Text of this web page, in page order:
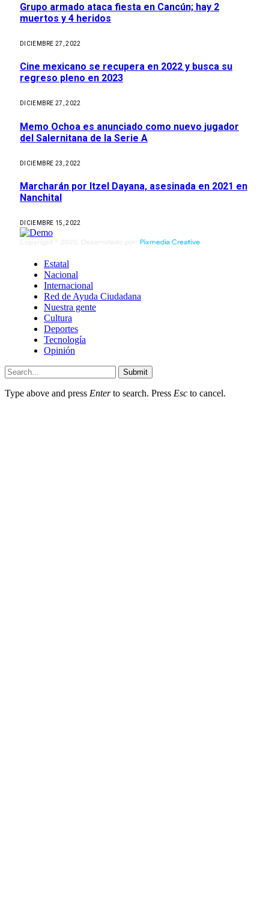
Grupo armado ataca fiesta en Cancún; hay 2
muertos y 4 heridos
DICIEMBRE 27, 2022
Cine mexicano se recupera en 2022 y busca su
regreso pleno en 2023
DICIEMBRE 27, 2022
Memo Ochoa es anunciado como nuevo jugador
del Salernitana de la Serie A
DICIEMBRE 23, 2022
Marcharán por Itzel Dayana, asesinada en 2021 en
Nanchital
DICIEMBRE 15, 2022
Estatal
Nacional
Internacional
Red de Ayuda Ciudadana
Nuestra gente
Cultura
Deportes
Tecnología
Opinión
Submit
Type above and press Enterto search. Press Esc to cancel.